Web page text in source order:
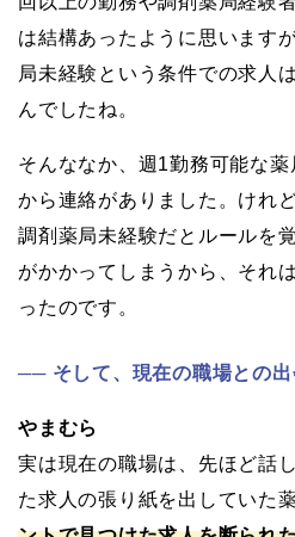
は結構あったように思います
局未経験という条件での求人
んでしたね。
そんななか、週1勤務可能な
から連絡がありました。けれ
調剤薬局未経験だとルールを
がかかってしまうから、それ
ったのです。
そして、現在の職場との
やまむら
実は現在の職場は、先ほど話
た求人の張り紙を出していた